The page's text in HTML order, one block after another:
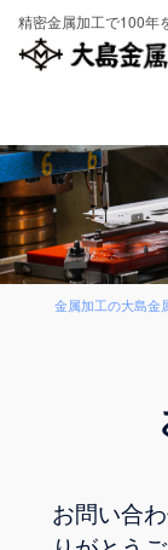
ツ
へ
ス
キ
ッ
精密金属加工で100年
金属加工の大島金
お問い合